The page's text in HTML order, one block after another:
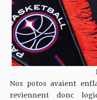
Nos potos avaient
reviennent donc